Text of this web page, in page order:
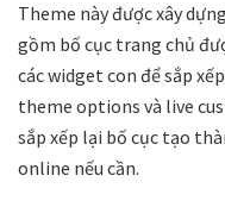
Theme này được xây
gồm bố cục trang chủ
các widget con để sắp
theme options và live
sắp xếp lại bố cục tạo
online nếu cần.